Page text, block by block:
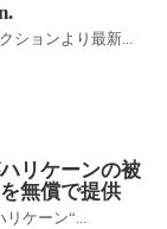
ションより最新...
リケーンの被
無償で提供
リケーン“...